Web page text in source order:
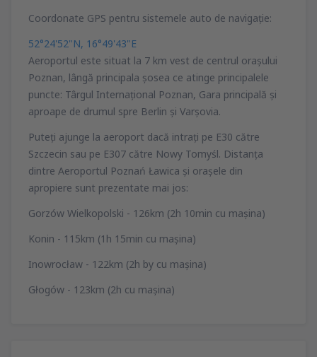
Coordonate GPS pentru sistemele auto de navigaţie:
52°24'52"N, 16°49'43"E
Aeroportul este situat la 7 km vest de centrul oraşului
Poznan, lângă principala şosea ce atinge principalele
puncte: Târgul Internaţional Poznan, Gara principală şi
aproape de drumul spre Berlin şi Varşovia.
Puteţi ajunge la aeroport dacă intraţi pe E30 către
Szczecin sau pe E307 către Nowy Tomyśl. Distanţa
dintre Aeroportul Poznań Ławica şi oraşele din
apropiere sunt prezentate mai jos:
Gorzów Wielkopolski - 126km (2h 10min cu maşina)
Konin - 115km (1h 15min cu maşina)
Inowrocław - 122km (2h by cu maşina)
Głogów - 123km (2h cu maşina)